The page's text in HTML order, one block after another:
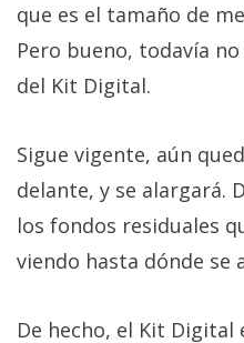
que es el tamaño de
Pero bueno, todavía
del Kit Digital.
Sigue vigente, aún
delante, y se alargará.
los fondos residuales
viendo hasta dónde se
De hecho, el Kit